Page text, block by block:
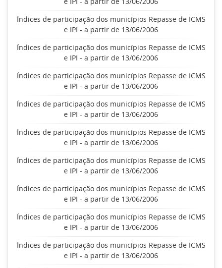
Índices de participação dos municípios Repasse de ICMS
e IPI - a partir de 13/06/2006
Índices de participação dos municípios Repasse de ICMS
e IPI - a partir de 13/06/2006
Índices de participação dos municípios Repasse de ICMS
e IPI - a partir de 13/06/2006
Índices de participação dos municípios Repasse de ICMS
e IPI - a partir de 13/06/2006
Índices de participação dos municípios Repasse de ICMS
e IPI - a partir de 13/06/2006
Índices de participação dos municípios Repasse de ICMS
e IPI - a partir de 13/06/2006
Índices de participação dos municípios Repasse de ICMS
e IPI - a partir de 13/06/2006
Índices de participação dos municípios Repasse de ICMS
e IPI - a partir de 13/06/2006
Índices de participação dos municípios Repasse de ICMS
e IPI - a partir de 13/06/2006